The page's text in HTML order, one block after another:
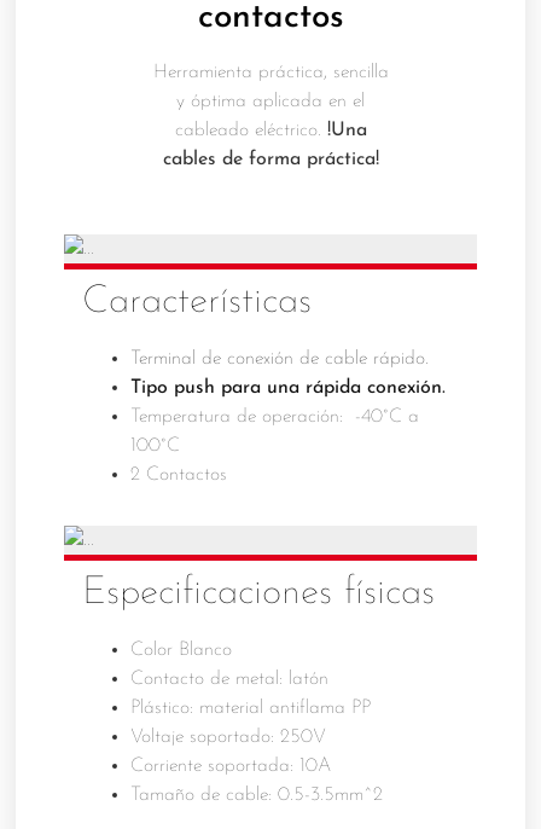
contactos
Herramienta práctica, sencilla
y óptima aplicada en el
cableado eléctrico. !Una
cables de forma práctica!
Características
Terminal de conexión de cable rápido.
Tipo push para una rápida conexión.
Temperatura de operación: -40°C a
100°C
2 Contactos
Especificaciones físicas
Color Blanco
Contacto de metal: latón
Plástico: material antiflama PP
Voltaje soportado: 250V
Corriente soportada: 10A
Tamaño de cable: 0.5-3.5mm^2